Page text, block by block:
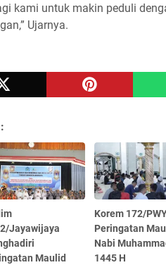
kami untuk makin peduli
Ujarnya.
Jayawijaya
Maulid
Korem 172/
Peringatan
Nabi
1445 H